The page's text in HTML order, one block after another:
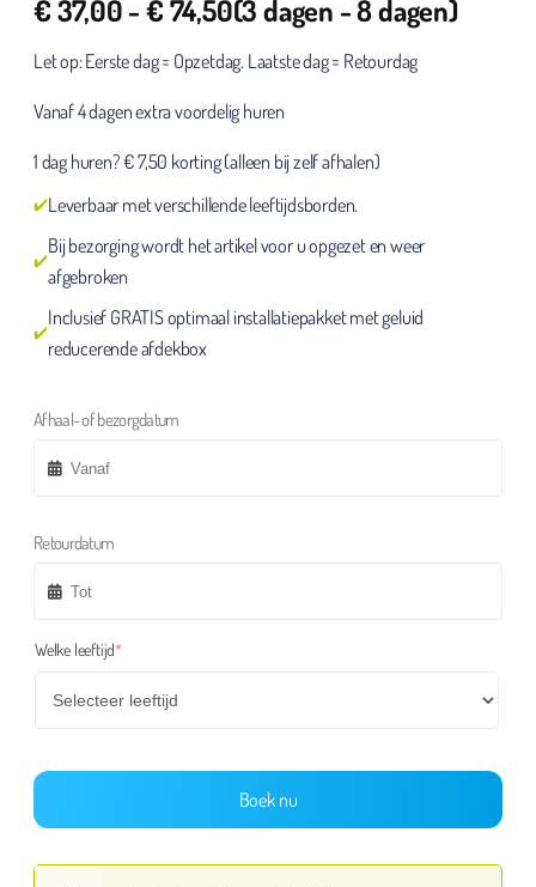
€37,00-€74,50(3 dagen - 8 dagen)
Let op: Eerste dag = Opzetdag. Laatste dag = Retourdag
Vanaf 4 dagen extra voordelig huren
1 dag huren? € 7,50 korting (alleen bij zelf afhalen)
Leverbaar met verschillende leeftijdsborden.
Bij bezorging wordt het artikel voor u opgezet en weer
afgebroken
Inclusief GRATIS optimaal installatiepakket met geluid
reducerende afdekbox
Afhaal- of bezorgdatum
Retourdatum
Welke leeftijd*(required)
Boek nu